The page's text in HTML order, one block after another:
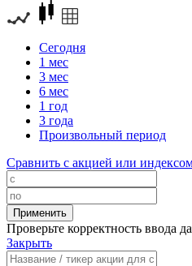
Сегодня
1 мес
3 мес
6 мес
1 год
3 года
Произвольный период
Сравнить с акцией или
Проверьте корректность ввода
Закрыть